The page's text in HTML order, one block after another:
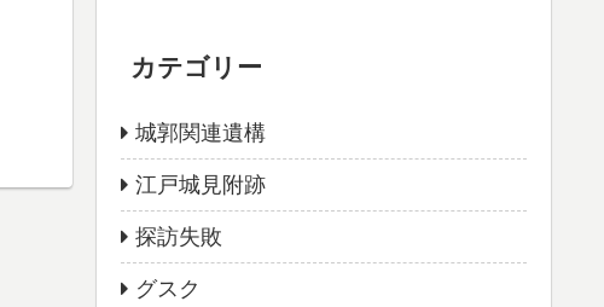
カテゴリー
城郭関連遺構
江戸城見附跡
探訪失敗
グスク